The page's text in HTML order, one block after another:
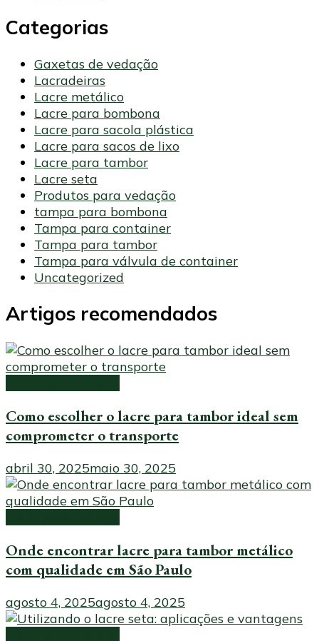
Categorias
Gaxetas de vedação
Lacradeiras
Lacre metálico
Lacre para bombona
Lacre para sacola plástica
Lacre para sacos de lixo
Lacre para tambor
Lacre seta
Produtos para vedação
tampa para bombona
Tampa para container
Tampa para tambor
Tampa para válvula de container
Uncategorized
Artigos recomendados
Como escolher o lacre para tambor ideal sem
comprometer o transporte
abril 30, 2025maio 30, 2025
Onde encontrar lacre para tambor metálico
com qualidade em São Paulo
agosto 4, 2025agosto 4, 2025